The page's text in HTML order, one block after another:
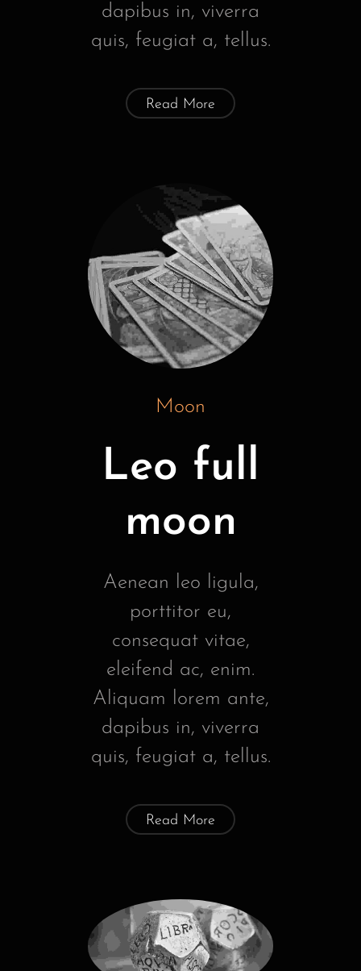
dapibus in, viverra
quis, feugiat a, tellus.
Read More
Moon
Leo full
moon
Aenean leo ligula,
porttitor eu,
consequat vitae,
eleifend ac, enim.
Aliquam lorem ante,
dapibus in, viverra
quis, feugiat a, tellus.
Read More